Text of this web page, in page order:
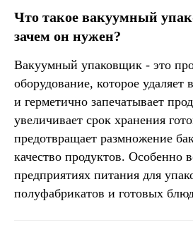
Что такое вакуумный
зачем он нужен?
Вакуумный упаковщик - это
оборудование, которое удаляет
и герметично запечатывает
увеличивает срок хранения
предотвращает размножение
качество продуктов. Особенно
предприятиях питания для
полуфабрикатов и готовых